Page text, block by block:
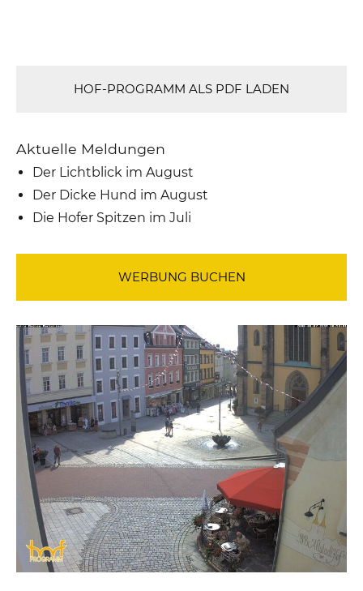
HOF-PROGRAMM ALS PDF LADEN
Aktuelle Meldungen
Der Lichtblick im August
Der Dicke Hund im August
Die Hofer Spitzen im Juli
WERBUNG BUCHEN